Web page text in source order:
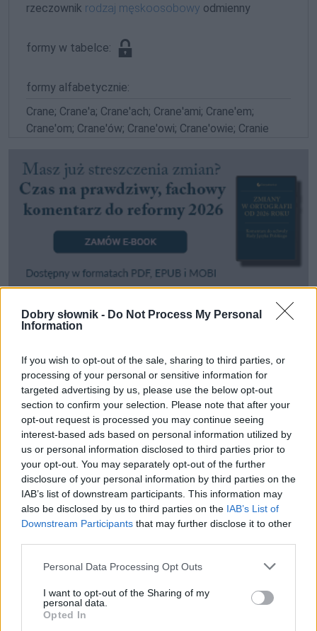
Dobry słownik - Do Not Process My Personal
Information
If you wish to opt-out of the sale, sharing to third parties, or
processing of your personal or sensitive information for
targeted advertising by us, please use the below opt-out
section to confirm your selection. Please note that after your
opt-out request is processed you may continue seeing
interest-based ads based on personal information utilized by
us or personal information disclosed to third parties prior to
your opt-out. You may separately opt-out of the further
disclosure of your personal information by third parties on the
IAB’s list of downstream participants. This information may
also be disclosed by us to third parties on the IAB’s List of
Downstream Participants that may further disclose it to other
Please note that this website/app uses one or more Google
not limited to your visit or usage behaviour. You may click to
grant or deny consent to Google and its third-party tags to
use your data for below specified purposes in below Google
Personal Data Processing Opt Outs
I want to opt-out of the Sharing of my
personal data.
Opted In
rzeczownik rodzaj męskoosobowy odmienny
formy w tabelce:
formy alfabetycznie:
Crane; Crane'a; Crane'ach; Crane'ami; Crane'em;
Crane'om; Crane'ów; Crane'owi; Crane'owie; Cranie
Pozostały wątpliwości? Brakuje czegoś w haśle?
SPRAWDŹ
Często sprawdzane
Et al.w polskich tekstach
Mieszkaniec Oslo, mieszkanka Oslo i przymiotnik od Oslo
Nie lubię Ani ani nie lubię Hani
Ciekawostki
fasować— Niegdyś w aptekach… i słownikach
do syta — Skąd taka forma
hulajnoga— Skąd się wzięła